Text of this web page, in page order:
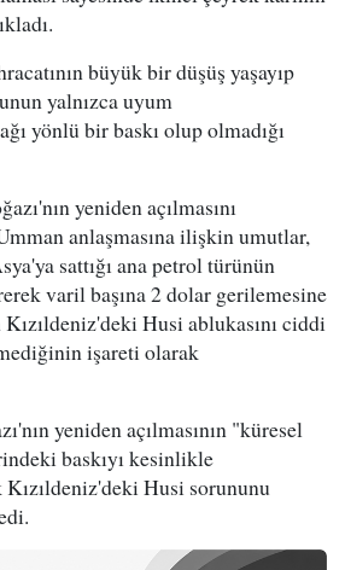
büyük bir düşüş yaşayıp
yalnızca uyum
yönlü bir baskı olup olmadığı
yeniden açılmasını
anlaşmasına ilişkin umutlar,
sattığı ana petrol türünün
varil başına 2 dolar gerilemesine
Husi ablukasını ciddi
işareti olarak
yeniden açılmasının "küresel
baskıyı kesinlikle
Husi sorununu